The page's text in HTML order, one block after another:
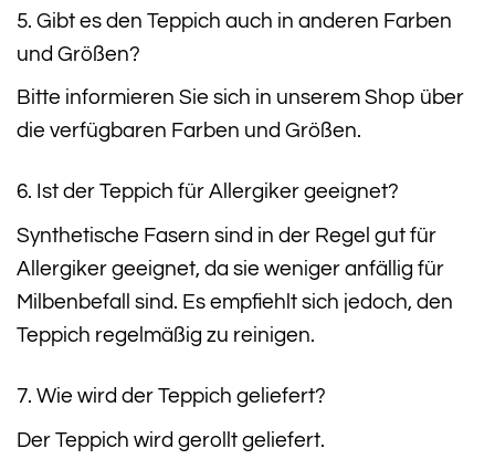
5. Gibt es den Teppich auch in anderen Farben
und Größen?
Bitte informieren Sie sich in unserem Shop über
die verfügbaren Farben und Größen.
6. Ist der Teppich für Allergiker geeignet?
Synthetische Fasern sind in der Regel gut für
Allergiker geeignet, da sie weniger anfällig für
Milbenbefall sind. Es empfiehlt sich jedoch, den
Teppich regelmäßig zu reinigen.
7. Wie wird der Teppich geliefert?
Der Teppich wird gerollt geliefert.